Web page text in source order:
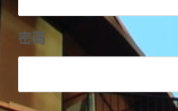
密碼